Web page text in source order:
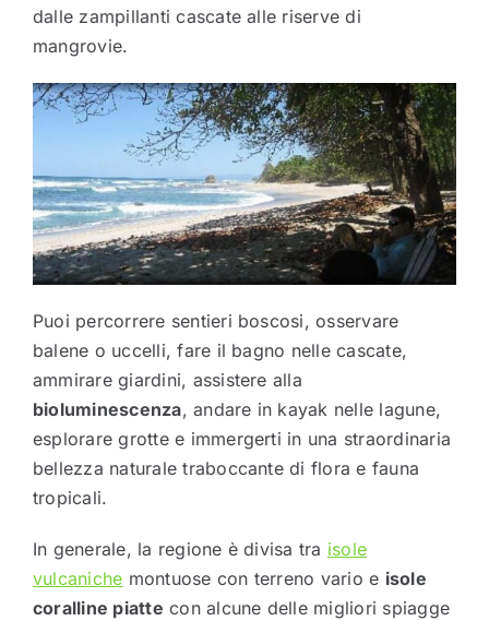
dalle zampillanti cascate alle riserve di
mangrovie.
Puoi percorrere sentieri boscosi, osservare
balene o uccelli, fare il bagno nelle cascate,
ammirare giardini, assistere alla
bioluminescenza, andare in kayak nelle lagune,
esplorare grotte e immergerti in una straordinaria
bellezza naturale traboccante di flora e fauna
tropicali.
In generale, la regione è divisa tra isole
vulcaniche montuose con terreno vario e isole
coralline piatte con alcune delle migliori spiagge